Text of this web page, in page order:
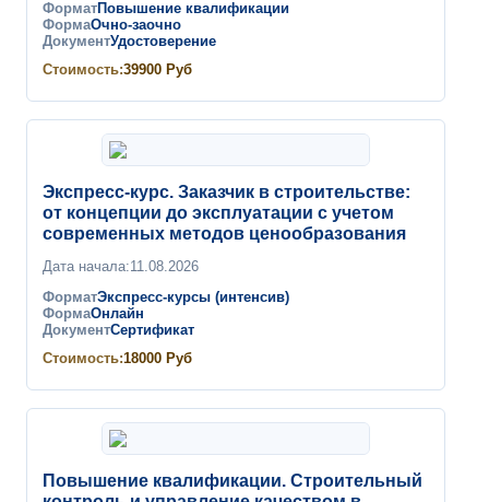
ФорматПовышение квалификации
ФормаОчно-заочно
ДокументУдостоверение
Стоимость:39900 Руб
Экспресс-курс. Заказчик в строительстве:
от концепции до эксплуатации с учетом
современных методов ценообразования
Дата начала:11.08.2026
ФорматЭкспресс-курсы (интенсив)
ФормаОнлайн
ДокументСертификат
Стоимость:18000 Руб
Повышение квалификации. Строительный